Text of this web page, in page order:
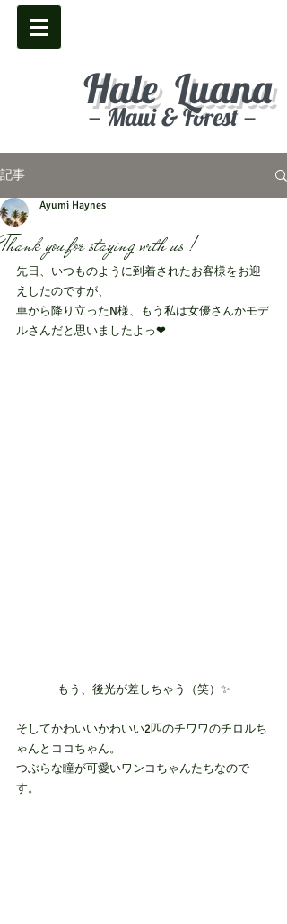
－Maui & Forest－
Hale Luana
記事
Thank you for staying with us !
Ayumi Haynes
先日、いつものように到着されたお客様をお迎
えしたのですが、
車から降り立ったN様、もう私は女優さんかモデ
ルさんだと思いましたよっ❤
もう、後光が差しちゃう（笑）✨
そしてかわいいかわいい2匹のチワワのチロルち
ゃんとココちゃん。
つぶらな瞳が可愛いワンコちゃんたちなので
す。